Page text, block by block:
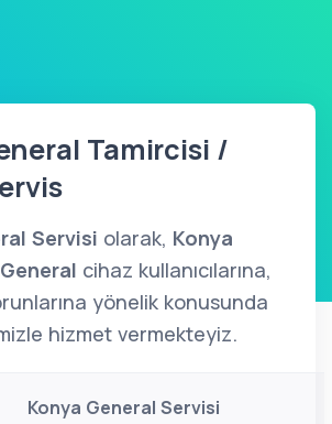
Tamircisi /
Servisi olarak, Konya
General cihaz kullanıcılarına,
yönelik konusunda
hizmet vermekteyiz.
Konya General Servisi